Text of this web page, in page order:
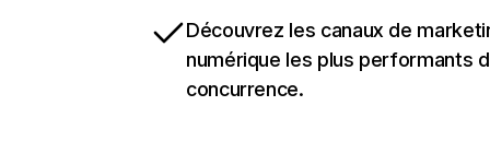
Découvrez les canaux de
numérique les plus performants
concurrence.